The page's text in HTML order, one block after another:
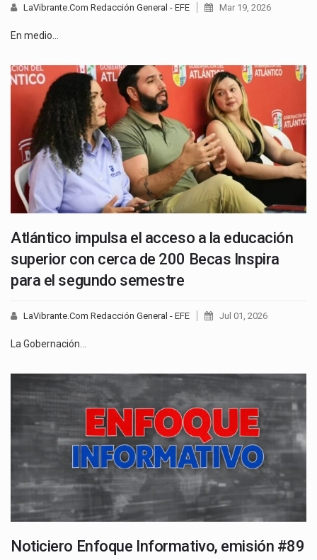
LaVibrante.Com Redacción General - EFE Mar 19, 2026
En medio…
Atlántico impulsa el acceso a la educación
superior con cerca de 200 Becas Inspira
para el segundo semestre
LaVibrante.Com Redacción General - EFE Jul 01, 2026
La Gobernación…
Noticiero Enfoque Informativo, emisión #89